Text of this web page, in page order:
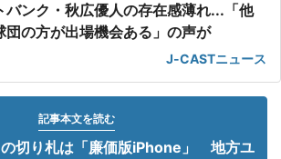
バンク・秋広優人の存在感薄れ...「他
団の方が出場機会ある」の声が
J-CASTニュース
記事本文を読む
の切り札は「廉価版iPhone」 地方ユ